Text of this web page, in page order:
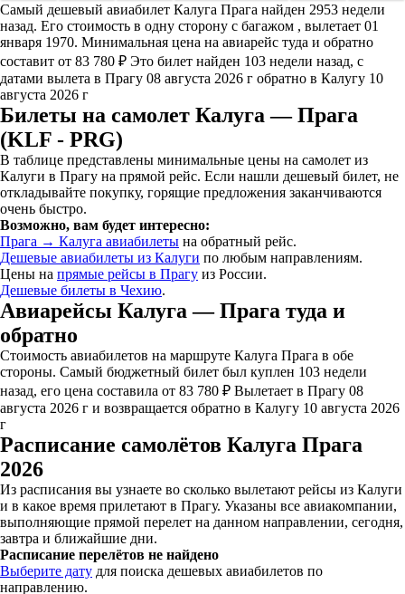
Самый дешевый авиабилет Калуга Прага найден 2953 недели
назад. Его стоимость в одну сторону с багажом , вылетает 01
января 1970. Минимальная цена на авиарейс туда и обратно
составит от 83 780 ₽ Это билет найден 103 недели назад, с
датами вылета в Прагу 08 августа 2026 г обратно в Калугу 10
августа 2026 г
Билеты на самолет Калуга — Прага
(KLF - PRG)
В таблице представлены минимальные цены на самолет из
Калуги в Прагу на прямой рейс. Если нашли дешевый билет, не
откладывайте покупку, горящие предложения заканчиваются
очень быстро.
Возможно, вам будет интересно:
Прага → Калуга авиабилеты на обратный рейс.
Дешевые авиабилеты из Калуги по любым направлениям.
Цены на прямые рейсы в Прагу из России.
Дешевые билеты в Чехию.
Авиарейсы Калуга — Прага туда и
обратно
Стоимость авиабилетов на маршруте Калуга Прага в обе
стороны. Самый бюджетный билет был куплен 103 недели
назад, его цена составила от 83 780 ₽ Вылетает в Прагу 08
августа 2026 г и возвращается обратно в Калугу 10 августа 2026
г
Расписание самолётов Калуга Прага
2026
Из расписания вы узнаете во сколько вылетают рейсы из Калуги
и в какое время прилетают в Прагу. Указаны все авиакомпании,
выполняющие прямой перелет на данном направлении, сегодня,
завтра и ближайшие дни.
Расписание перелётов не найдено
Выберите дату для поиска дешевых авиабилетов по
направлению.